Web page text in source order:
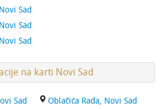
Sad
Sad
Sad
na karti Novi Sad
Sad
Oblačića Rada, Novi Sad